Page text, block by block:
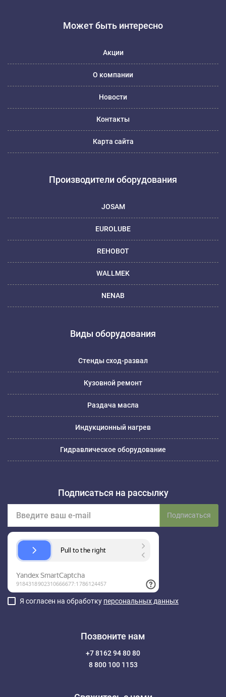
Может быть интересно
Акции
О компании
Новости
Контакты
Карта сайта
Производители оборудования
JOSAM
EUROLUBE
REHOBOT
WALLMEK
NENAB
Виды оборудования
Стенды сход-развал
Кузовной ремонт
Раздача масла
Индукционный нагрев
Гидравлическое оборудование
Подписаться на рассылку
Подписаться
Я согласен на обработку персональных данных
Позвоните нам
+7 8162 94 80 80
8 800 100 1153